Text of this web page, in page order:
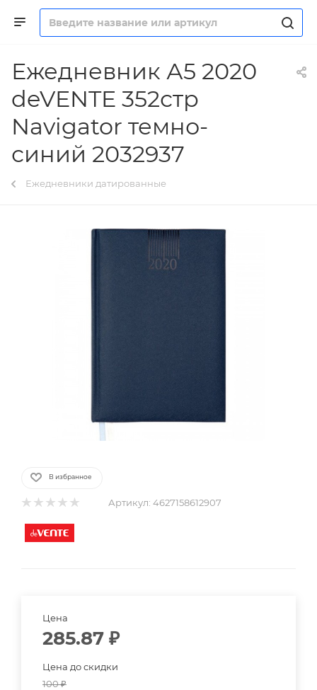
Ежедневник А5 2020
deVENTE 352стр
Navigator темно-
синий 2032937
Ежедневники датированные
В избранное
Артикул: 4627158612907
Цена
285.87 ₽
Цена до скидки
100₽